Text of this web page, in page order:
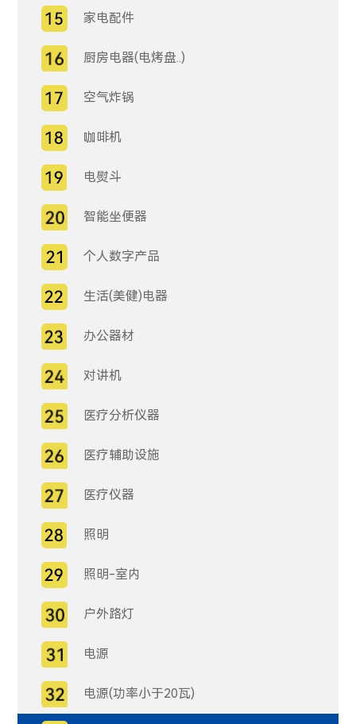
家电配件
厨房电器(电烤盘..)
空气炸锅
咖啡机
电熨斗
智能坐便器
个人数字产品
生活(美健)电器
办公器材
对讲机
医疗分析仪器
医疗辅助设施
医疗仪器
照明
照明-室内
户外路灯
电源
电源(功率小于20瓦)